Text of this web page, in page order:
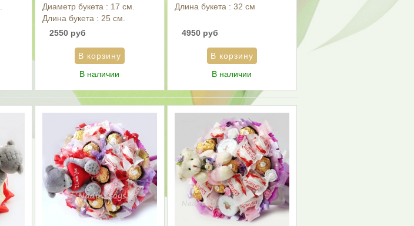
Диаметр букета : 17 см.
Длина букета : 25 см.
2550 руб
В наличии
Длина букета : 32 см
4950 руб
В наличии